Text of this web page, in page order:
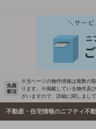
免責
事項
※当ページの物件情報は複数の
ります。※掲載している物件及
ざいますので、詳細に関しまし
不動産・住宅情報のニフティ不